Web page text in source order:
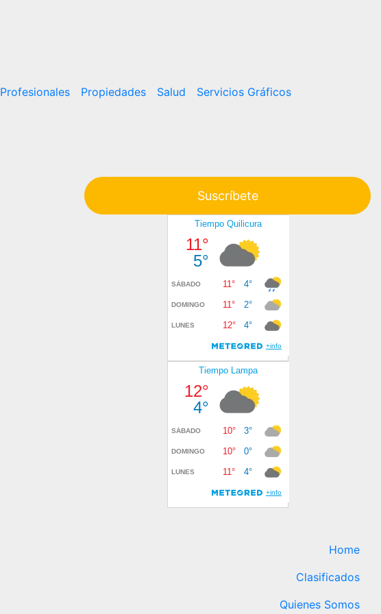
Profesionales Propiedades Salud
Servicios Gráficos
Suscríbete
Home
Clasificados
Quienes Somos